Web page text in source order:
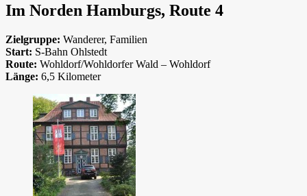
Im Norden Hamburgs, Route 4
Zielgruppe: Wanderer, Familien
Start: S-Bahn Ohlstedt
Route: Wohldorf/Wohldorfer Wald – Wohldorf
Länge: 6,5 Kilometer